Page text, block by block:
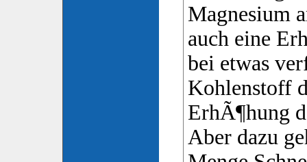
Magnesium
auch eine
bei etwas
Kohlenstoff
ErhÃ¶hung
Aber dazu